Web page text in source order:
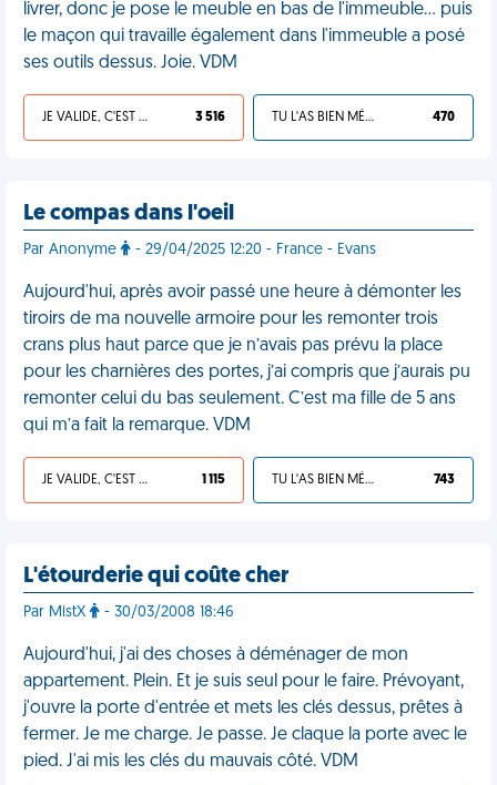
livrer, donc je pose le meuble en bas de l'immeuble… puis
le maçon qui travaille également dans l'immeuble a posé
ses outils dessus. Joie. VDM
JE VALIDE, C'EST UNE VDM 3 516 TU L'AS BIEN MÉRITÉ 470
Le compas dans l'oeil
Par Anonyme - 29/04/2025 12:20 - France - Evans
Aujourd'hui, après avoir passé une heure à démonter les
tiroirs de ma nouvelle armoire pour les remonter trois
crans plus haut parce que je n’avais pas prévu la place
pour les charnières des portes, j’ai compris que j’aurais pu
remonter celui du bas seulement. C’est ma fille de 5 ans
qui m’a fait la remarque. VDM
JE VALIDE, C'EST UNE VDM 1 115 TU L'AS BIEN MÉRITÉ 743
L'étourderie qui coûte cher
Par MistX - 30/03/2008 18:46
Aujourd'hui, j'ai des choses à déménager de mon
appartement. Plein. Et je suis seul pour le faire. Prévoyant,
j'ouvre la porte d'entrée et mets les clés dessus, prêtes à
fermer. Je me charge. Je passe. Je claque la porte avec le
pied. J'ai mis les clés du mauvais côté. VDM